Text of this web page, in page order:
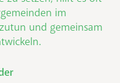
im
und gemeinsam